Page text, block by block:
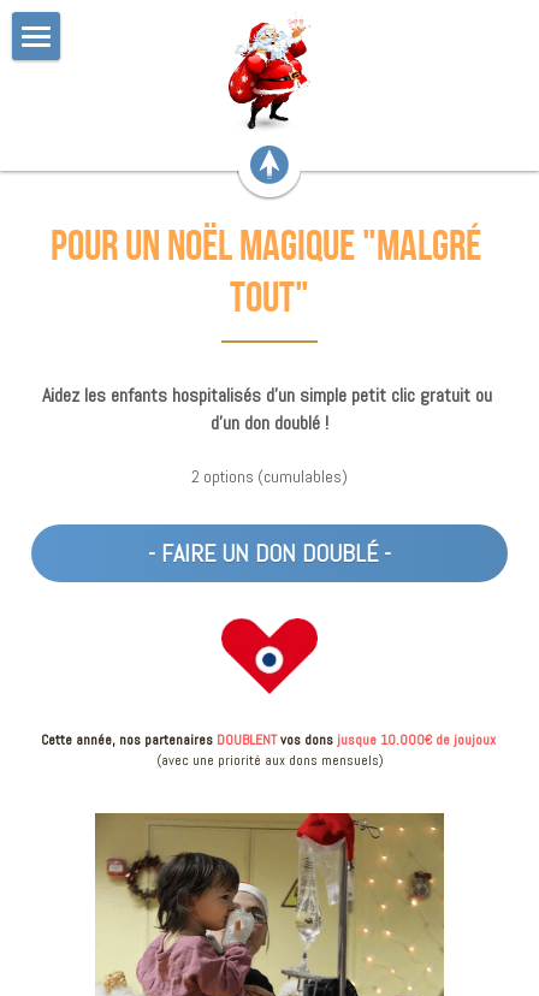
Hôpitaux bénéficiaires
pour un noël magique "malgré
tout"
Aidez les enfants hospitalisés d'un simple petit clic gratuit ou
d'un don doublé !
2 options (cumulables)
- FAIRE UN DON DOUBLÉ -
Cette année, nos partenaires DOUBLENT vos dons jusque 10.000€ de joujoux
(avec une priorité aux dons mensuels)